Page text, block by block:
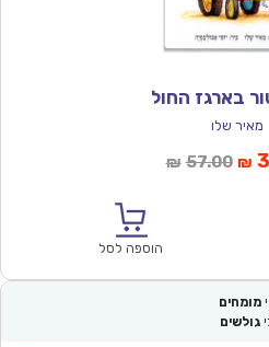
בארגז החול
מאיר שלו
₪ 57.00 ₪
הוספה לסל
מומחים
גולשים